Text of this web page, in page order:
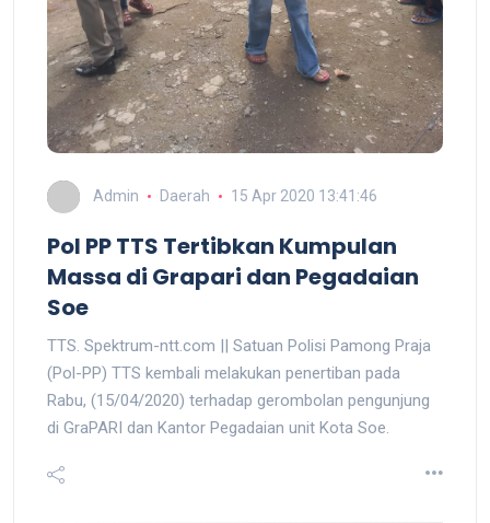
Admin Daerah 15 Apr 2020 13:41:46
Pol PP TTS Tertibkan Kumpulan
Massa di Grapari dan Pegadaian
Soe
TTS. Spektrum-ntt.com || Satuan Polisi Pamong Praja
(Pol-PP) TTS kembali melakukan penertiban pada
Rabu, (15/04/2020) terhadap gerombolan pengunjung
di GraPARI dan Kantor Pegadaian unit Kota Soe.